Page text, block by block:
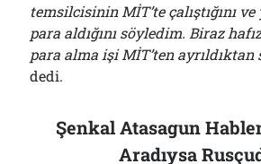
temsilcisinin MİT’te çalıştığını
para aldığını söyledim. Biraz
para alma işi MİT’ten ayrıldıktan
dedi.
Şenkal Atasagun
Aradıysa